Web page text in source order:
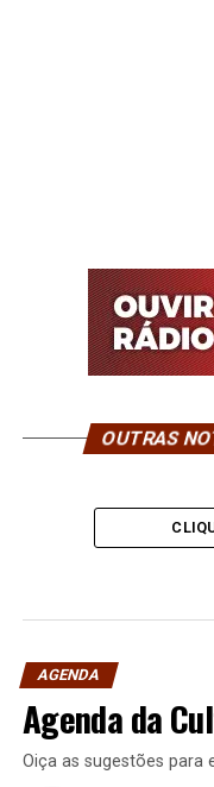
OUTRAS
AGENDA
Agenda da
Oiça as sugestões para